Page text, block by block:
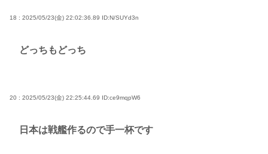
18 : 2025/05/23(金) 22:02:36.89 ID:N/SUYd3n
どっちもどっち
20 : 2025/05/23(金) 22:25:44.69 ID:ce9mqpW6
日本は戦艦作るので手一杯です